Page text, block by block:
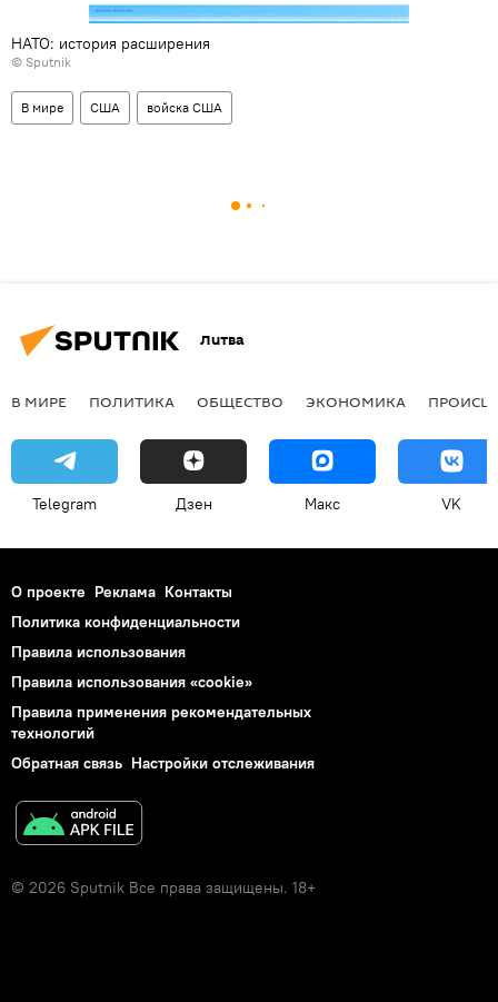
НАТО: история расширения
© Sputnik
В мире США войска США
Литва
В МИРЕ ПОЛИТИКА ОБЩЕСТВО ЭКОНОМИКА
Telegram Дзен Макс VK
О проекте Реклама Контакты
Политика конфиденциальности
Правила использования
Правила использования «cookie»
Правила применения рекомендательных
технологий
Обратная связь Настройки отслеживания
© 2026 Sputnik Все права защищены. 18+